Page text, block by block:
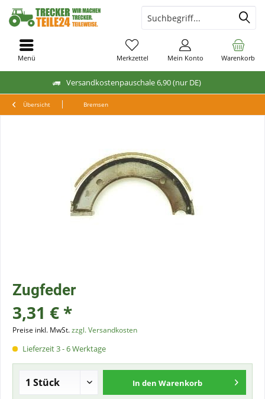
Versandkostenpauschale 6,90 (nur DE)
Warenkorb
Merkzettel Mein Konto
Menü
Übersicht Bremsen
Zugfeder
3,31 € *
Preise inkl. MwSt.zzgl. Versandkosten
Lieferzeit 3 - 6 Werktage
In den Warenkorb